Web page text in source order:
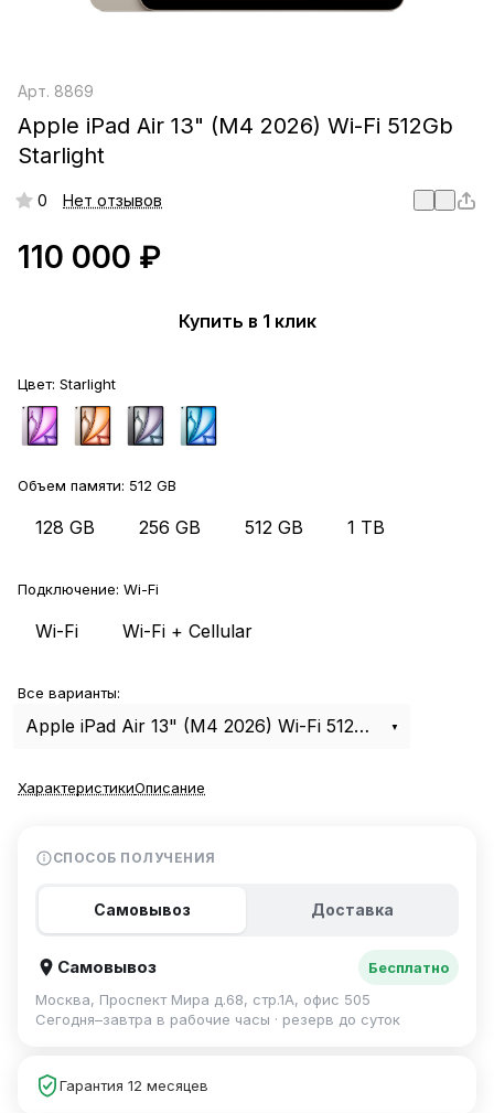
Арт. 8869
Apple iPad Air 13" (M4 2026) Wi-Fi 512Gb
Starlight
0 Нет отзывов
110 000 ₽
Купить в 1 клик
Цвет: Starlight
Объем памяти: 512 GB
128 GB 256 GB 512 GB 1 TB
Подключение: Wi-Fi
Wi-Fi Wi-Fi + Cellular
Все варианты:
Apple iPad Air 13" (M4 2026) Wi-Fi 512Gb Starlight
ХарактеристикиОписание
СПОСОБ ПОЛУЧЕНИЯ
Самовывоз Доставка
Самовывоз
Бесплатно
Москва, Проспект Мира д.68, стр.1А, офис 505
Сегодня–завтра в рабочие часы · резерв до суток
Гарантия 12 месяцев